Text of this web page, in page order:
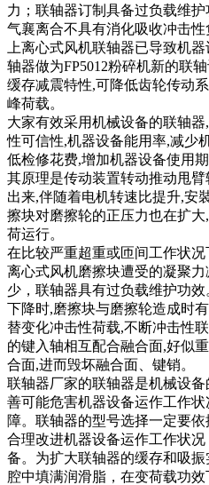
力；联轴器订制具备过负载维
气襄离合不具有消化吸收冲击
上离心式风机联轴器已导致机
轴器做为FP5012粉碎机新的联
缓存减震特性,可降低齿轮传动
峰荷载。
大家有效采用机械设备的联轴
性可信性,机器设备能用率,减少
低检修花费,增加机器设备使用
其原理是传动装置转动推动甩
出来,伴随着电机转速比提升,安
擦块对磨擦轮的正压力也在扩
荷运行。
在比较严重超重或匝间工作状
离心式风机磨擦块遭受的凝聚
少，联轴器具有过负载维护功
下降时,磨擦块与磨擦轮造成时
替变化冲击性荷载,不断冲击性
的键入轴相互配合融合面,好似
合面,进而毁坏融合面、键销。
联轴器厂家的联轴器是机械设
善可能危害机器设备运作工作
障。联轴器的型号选择一定要
合理改进机器设备运作工作状
备。为扩大联轴器的缓存和吸
腔中填满润滑脂，在变荷载功